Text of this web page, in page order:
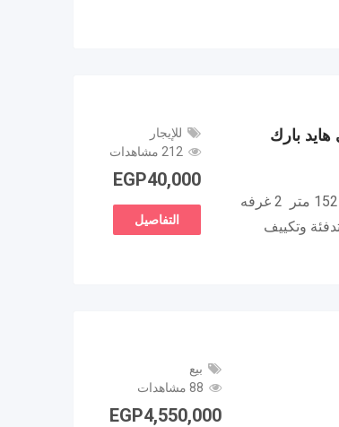
بارك
شقة دور ارضي للإيجار في هايد بارك المساحة 152 متر 2 غرفه
تدفئة وتكييف
للإيجار
212 مشاهدات
EGP40,000
التفاصيل
بيع
88 مشاهدات
EGP4,550,000